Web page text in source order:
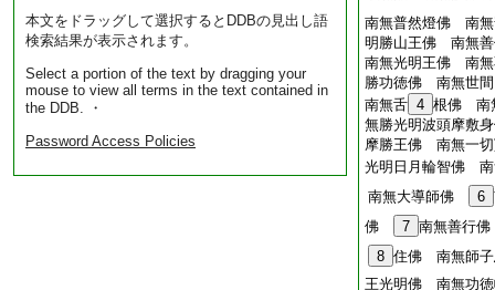
本文をドラッグして選択するとDDBの見出し語
検索結果が表示されます。
Select a portion of the text by dragging your
mouse to view all terms in the text contained in
the DDB. ・
Password Access Policies
南無普然燈佛 南
明勝山王佛 南無善
南無光明王佛 南
勝功徳佛 南無世
南無舌 4 根佛 南
無勝光明波頭摩敷
摩勝王佛 南無一
光明日月輪智佛 南
南無大導師佛
6
佛
7 南無善行
8 住佛 南無師
王光明佛 南無功